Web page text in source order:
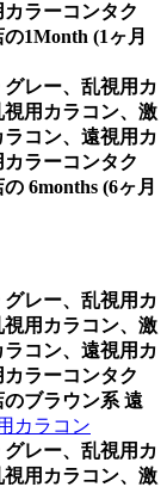
ラーコンタク
1Month (1ヶ月
グレー、乱視用カ
用カラコン、激
コン、遠視用カ
ラーコンタク
6months (6ヶ月
グレー、乱視用カ
用カラコン、激
コン、遠視用カ
ラーコンタク
のブラウン系 遠
カラコン
グレー、乱視用カ
用カラコン、激